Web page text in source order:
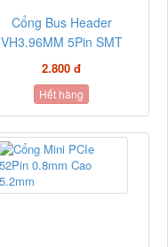
Cổng Bus Header
VH3.96MM 5Pin SMT
2.800 đ
Hết hàng